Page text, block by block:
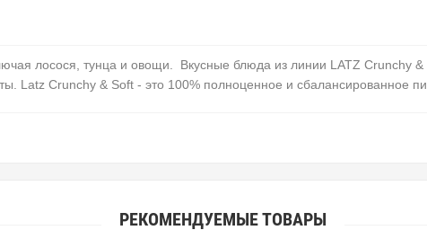
лосося, тунца и овощи. Вкусные блюда из линии LATZ Crunchy &
Latz Crunchy & Soft - это 100% полноценное и сбалансированное
РЕКОМЕНДУЕМЫЕ ТОВАРЫ